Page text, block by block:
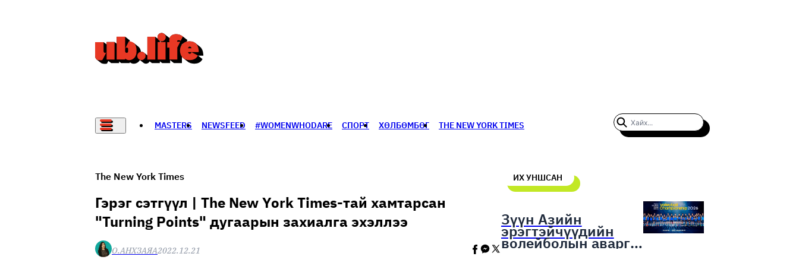
MASTERS NEWSFEED #WOMENWHODARE СПОРТ ХӨЛБӨМБӨГ THE NEW YORK TIMES
The New York Times
Гэрэг сэтгүүл | The New York Times-тай хамтарсан
"Turning Points" дугаарын захиалга эхэллээ
О.АНХЗАЯА2022.12.21
ИХ УНШСАН
Зүүн Азийн
эрэгтэйчүүдийн
волейболын аварга
шалгаруулах